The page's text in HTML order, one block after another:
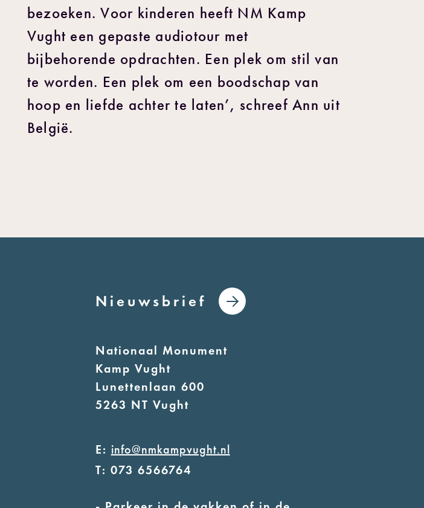
bezoeken. Voor kinderen heeft NM Kamp
Vught een gepaste audiotour met
bijbehorende opdrachten. Een plek om stil van
te worden. Een plek om een boodschap van
hoop en liefde achter te laten’, schreef Ann uit
België.
Nieuwsbrief
Nationaal Monument
Kamp Vught
Lunettenlaan 600
5263 NT Vught
E: info@nmkampvught.nl
T: 073 6566764